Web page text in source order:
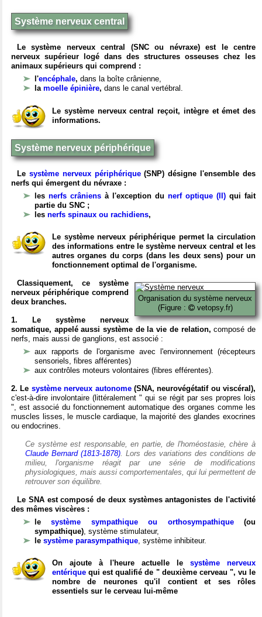
Système nerveux central
Le système nerveux central (SNC ou névraxe) est le centre
nerveux supérieur logé dans des structures osseuses chez les
animaux supérieurs qui comprend :
l'encéphale, dans la boîte crânienne,
la moelle épinière, dans le canal vertébral.
Le système nerveux central reçoit, intègre et émet des
informations.
Système nerveux périphérique
Le système nerveux périphérique(SNP) désigne l'ensemble des
nerfs qui émergent du névraxe :
les nerfs crâniens à l'exception du nerf optique (II) qui fait
partie du SNC ;
les nerfs spinaux ou rachidiens,
Le système nerveux périphérique permet la circulation
des informations entre le système nerveux central et les
autres organes du corps (dans les deux sens) pour un
fonctionnement optimal de l'organisme.
Organisation du système nerveux
(Figure :
vetopsy.fr)
Classiquement, ce système
nerveux périphérique comprend
deux branches.
1. Le système nerveux
somatique, appelé aussi système de la vie de relation, composé de
nerfs, mais aussi de ganglions, est associé :
aux rapports de l'organisme avec l'environnement (récepteurs
sensoriels, fibres afférentes)
aux contrôles moteurs volontaires (fibres efférentes).
2. Le système nerveux autonome(SNA, neurovégétatif ou viscéral),
c'est-à-dire involontaire (littéralement " qui se régit par ses propres lois
", est associé du fonctionnement automatique des organes comme les
muscles lisses, le muscle cardiaque, la majorité des glandes exocrines
ou endocrines.
Ce système est responsable, en partie, de l'homéostasie, chère à
Claude Bernard (1813-1878). Lors des variations des conditions de
milieu, l'organisme réagit par une série de modifications
physiologiques, mais aussi comportementales, qui lui permettent de
retrouver son équilibre.
Le SNA est composé de deux systèmes antagonistes de l'activité
des mêmes viscères :
lesystème sympathique ou orthosympathique(ou
sympathique), système stimulateur,
le système parasympathique, système inhibiteur.
On ajoute à l'heure actuelle le système nerveux
entérique qui est qualifié de " deuxième cerveau ", vu le
nombre de neurones qu'il contient et ses rôles
essentiels sur le cerveau lui-même